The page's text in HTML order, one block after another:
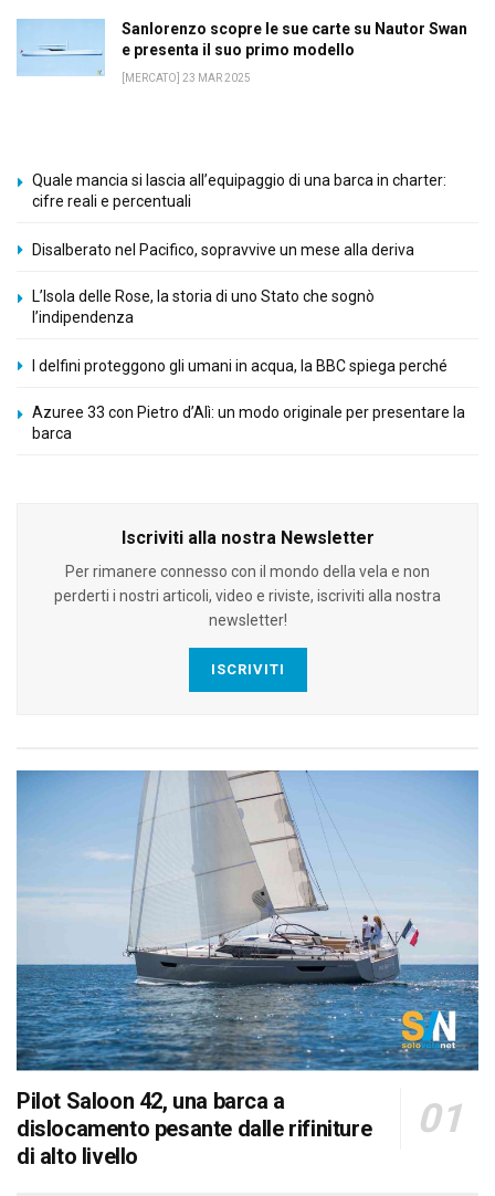
Sanlorenzo scopre le sue carte su Nautor Swan
e presenta il suo primo modello
[MERCATO] 23 MAR 2025
Quale mancia si lascia all’equipaggio di una barca in charter:
cifre reali e percentuali
Disalberato nel Pacifico, sopravvive un mese alla deriva
L’Isola delle Rose, la storia di uno Stato che sognò
l’indipendenza
I delfini proteggono gli umani in acqua, la BBC spiega perché
Azuree 33 con Pietro d’Alì: un modo originale per presentare la
barca
Iscriviti alla nostra Newsletter
Per rimanere connesso con il mondo della vela e non
perderti i nostri articoli, video e riviste, iscriviti alla nostra
newsletter!
ISCRIVITI
Pilot Saloon 42, una barca a
dislocamento pesante dalle rifiniture
di alto livello